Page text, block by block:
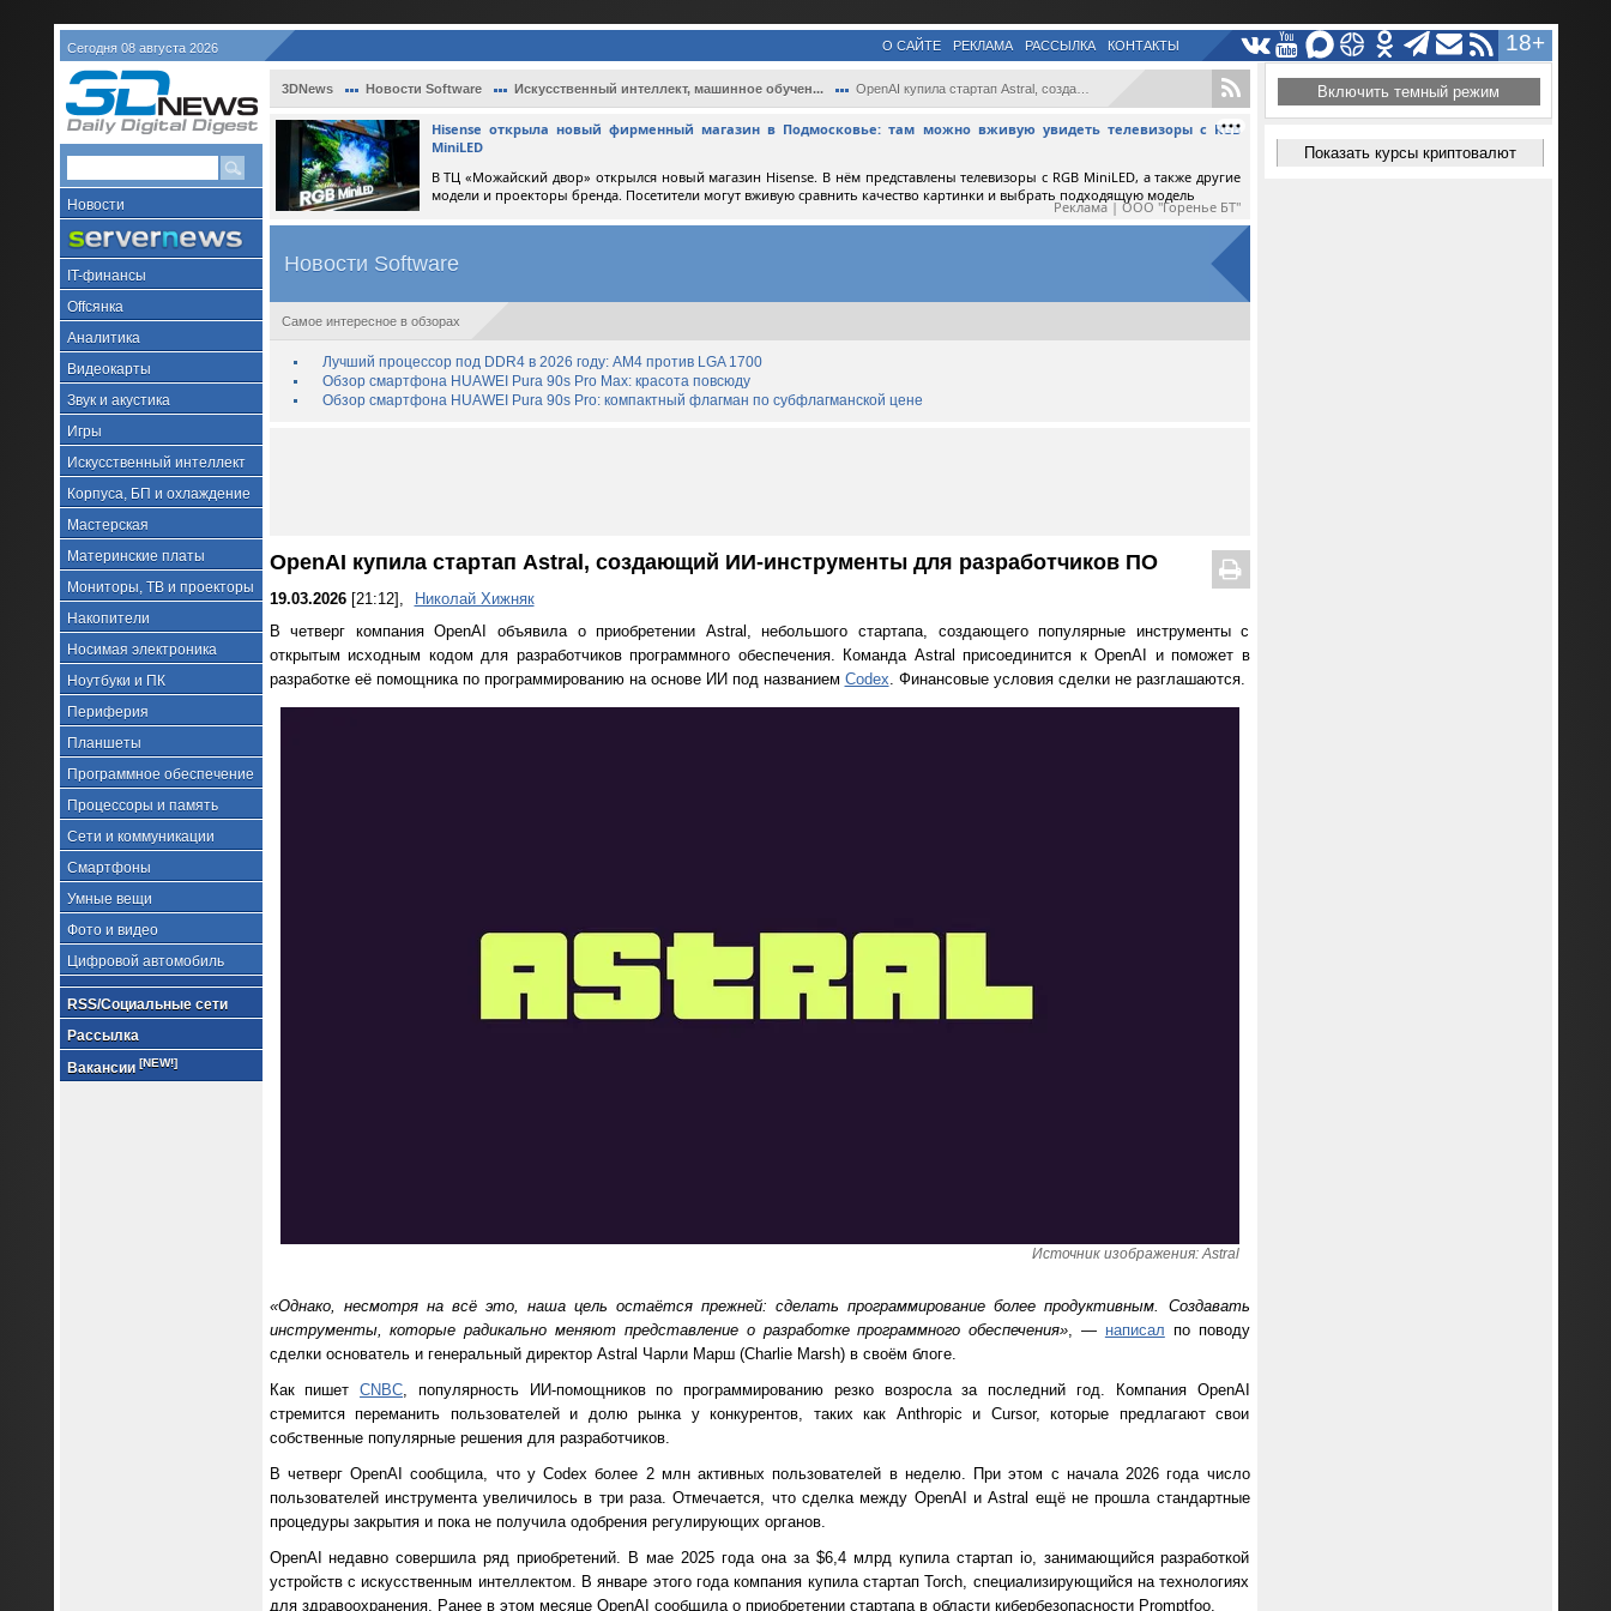
Сегодня 08 августа 2026 18+
О САЙТЕ РЕКЛАМА РАССЫЛКА КОНТАКТЫ
Новости
IT-финансы
Offсянка
Аналитика
Видеокарты
Звук и акустика
Игры
Искусственный интеллект
Корпуса, БП и охлаждение
Мастерская
Материнские платы
Мониторы, ТВ и проекторы
Накопители
Носимая электроника
Ноутбуки и ПК
Периферия
Планшеты
Программное обеспечение
Процессоры и память
Сети и коммуникации
Смартфоны
Умные вещи
Фото и видео
Цифровой автомобиль
RSS/Социальные сети
Рассылка
Вакансии [NEW!]
3DNews Новости Software Искусственный интеллект, машинное обучен... OpenAI купила стартап Astral, создающий ...
Hisense открыла новый фирменный магазин в Подмосковье: там можно вживую увидеть телевизоры с RGB
MiniLED
В ТЦ «Можайский двор» открылся новый магазин Hisense. В нём представлены телевизоры с RGB MiniLED, а также другие
модели и проекторы бренда. Посетители могут вживую сравнить качество картинки и выбрать подходящую модель
Реклама | ООО "Горенье БТ"
Новости Software
Самое интересное в обзорах
Лучший процессор под DDR4 в 2026 году: AM4 против LGA 1700
Обзор смартфона HUAWEI Pura 90s Pro Max: красота повсюду
Обзор смартфона HUAWEI Pura 90s Pro: компактный флагман по субфлагманской цене
OpenAI купила стартап Astral, создающий ИИ-инструменты для разработчиков ПО
19.03.2026[21:12],
Николай Хижняк
В четверг компания OpenAI объявила о приобретении Astral, небольшого стартапа, создающего популярные инструменты с
открытым исходным кодом для разработчиков программного обеспечения. Команда Astral присоединится к OpenAI и поможет в
разработке её помощника по программированию на основе ИИ под названием Codex. Финансовые условия сделки не разглашаются.
Источник изображения: Astral
«Однако, несмотря на всё это, наша цель остаётся прежней: сделать программирование более продуктивным. Создавать
инструменты, которые радикально меняют представление о разработке программного обеспечения», — написал по поводу
сделки основатель и генеральный директор Astral Чарли Марш (Charlie Marsh) в своём блоге.
Как пишетCNBC, популярность ИИ-помощников по программированию резко возросла за последний год. Компания OpenAI
стремится переманить пользователей и долю рынка у конкурентов, таких как Anthropic и Cursor, которые предлагают свои
собственные популярные решения для разработчиков.
В четверг OpenAI сообщила, что у Codex более 2 млн активных пользователей в неделю. При этом с начала 2026 года число
пользователей инструмента увеличилось в три раза. Отмечается, что сделка между OpenAI и Astral ещё не прошла стандартные
процедуры закрытия и пока не получила одобрения регулирующих органов.
OpenAI недавно совершила ряд приобретений. В мае 2025 года она за $6,4 млрд купила стартап io, занимающийся разработкой
устройств с искусственным интеллектом. В январе этого года компания купила стартап Torch, специализирующийся на технологиях
для здравоохранения. Ранее в этом месяце OpenAI сообщила о приобретении стартапа в области кибербезопасности Promptfoo.
Включить темный режим
Показать курсы криптовалют